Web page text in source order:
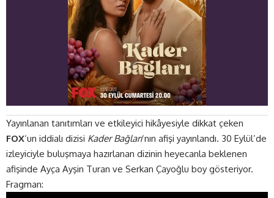
Yayınlanan tanıtımları ve etkileyici hikâyesiyle dikkat çeken
FOX‘un iddialı dizisi Kader Bağları‘nın afişi yayınlandı. 30 Eylül’de
izleyiciyle buluşmaya hazırlanan dizinin heyecanla beklenen
afişinde Ayça Ayşin Turan ve Serkan Çayoğlu boy gösteriyor.
Fragman: